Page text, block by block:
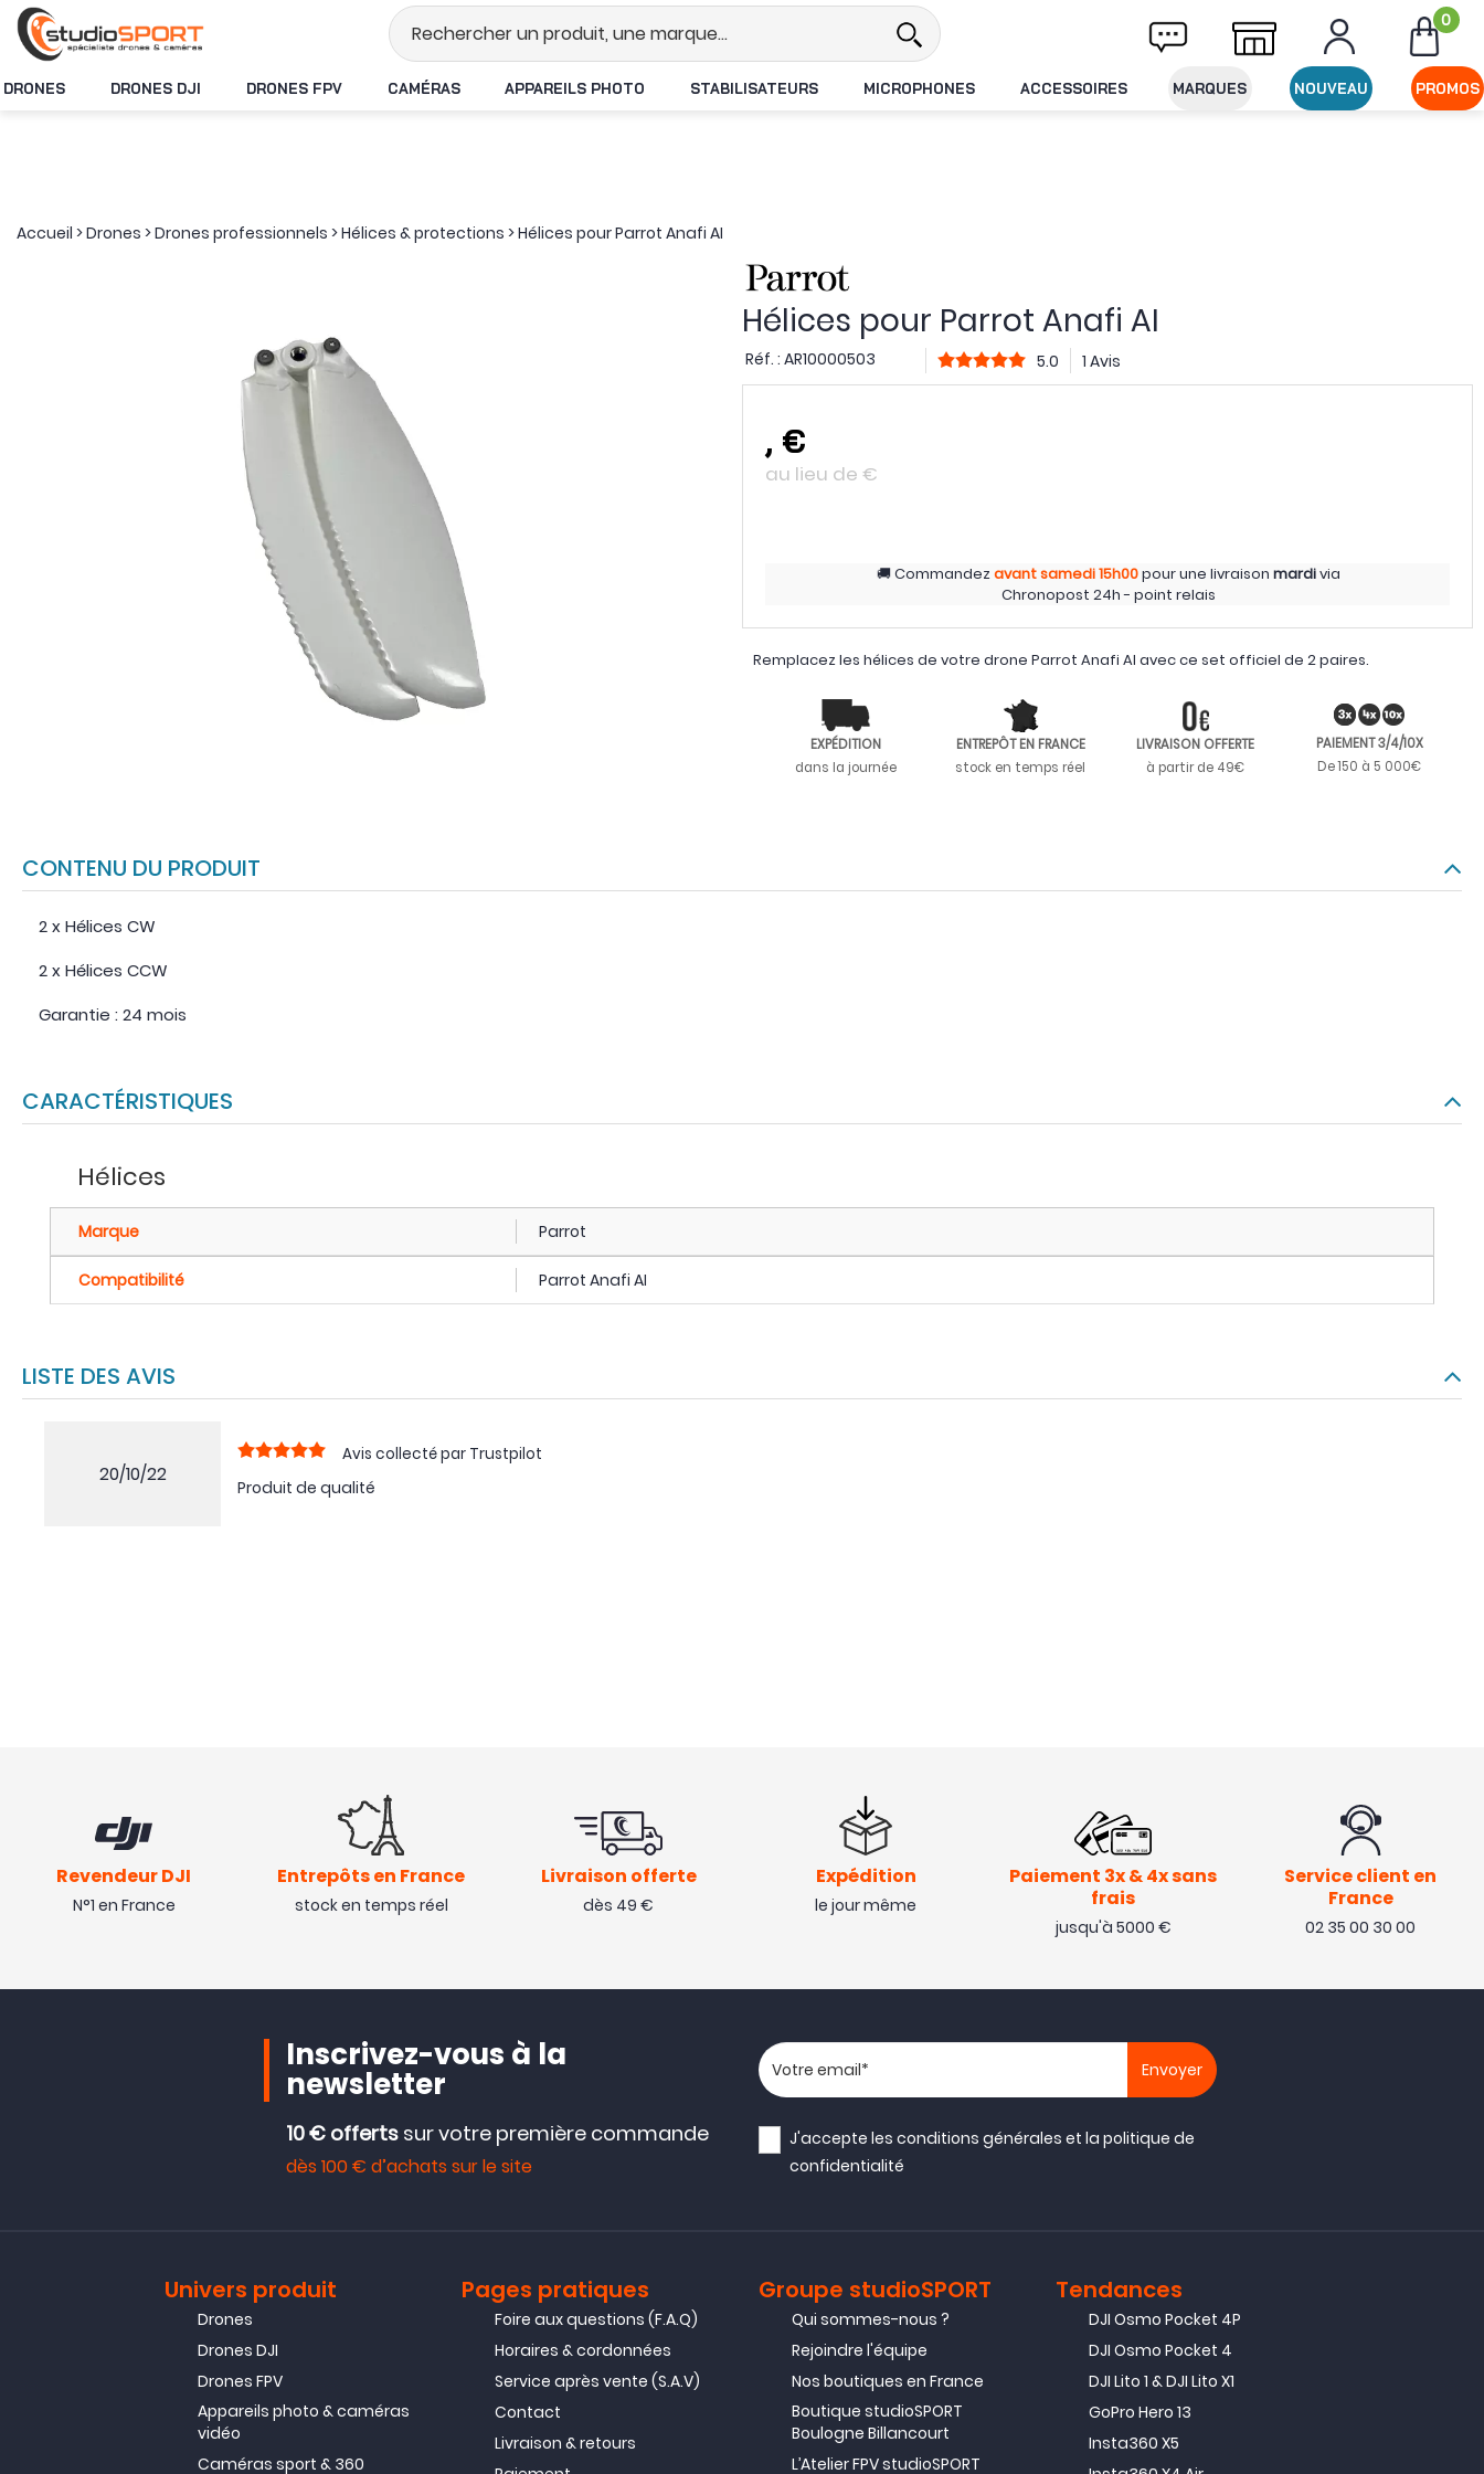
Stock en temps réel Livraison offerte dès 49€ d'achat 0
DRONES DRONES DJI DRONES FPV CAMÉRAS APPAREILS PHOTO STABILISATEURS MICROPHONES ACCESSOIRES MARQUES NOUVEAU PROMOS
Accueil >Drones >Drones professionnels >Hélices & protections >Hélices pour Parrot Anafi AI
Hélices pour Parrot Anafi AI
Réf. : AR10000503 5.0 1 Avis
, €
au lieu de €
Commandezavant samedi15h00pour une livraison mardivia
Chronopost 24h - point relais
Remplacez les hélices de votre drone Parrot Anafi AI avec ce set officiel de 2 paires.
EXPÉDITION
dans la journée
ENTREPÔT EN FRANCE
stock en temps réel
LIVRAISON OFFERTE
à partir de 49€
PAIEMENT 3/4/10X
De 150 à 5 000€
CONTENU DU PRODUIT
2 x Hélices CW
2 x Hélices CCW
Garantie : 24 mois
CARACTÉRISTIQUES
Hélices
Marque Parrot
Compatibilité Parrot Anafi AI
LISTE DES AVIS
20/10/22
Avis collecté par Trustpilot
Produit de qualité
Revendeur DJI
N°1 en France
Entrepôts en France
stock en temps réel
Livraison offerte
dès 49 €
Expédition
le jour même
Paiement 3x & 4x sans
frais
jusqu'à 5000 €
Service client en
France
02 35 00 30 00
Inscrivez-vous à la
newsletter
10 € offerts sur votre première commande
dès 100 € d’achats sur le site
Votre adresse email
J'accepte lesconditions générales et lapolitique de
confidentialité
Univers produit
Drones
Drones DJI
Drones FPV
Appareils photo & caméras
vidéo
Caméras sport & 360
Pages pratiques
Foire aux questions (F.A.Q)
Horaires & cordonnées
Service après vente (S.A.V)
Contact
Livraison & retours
Groupe studioSPORT
Qui sommes-nous ?
Rejoindre l'équipe
Nos boutiques en France
Boutique studioSPORT
Boulogne Billancourt
L’Atelier FPV studioSPORT
Tendances
DJI Osmo Pocket 4P
DJI Osmo Pocket 4
DJI Lito 1 & DJI Lito X1
GoPro Hero 13
Insta360 X5